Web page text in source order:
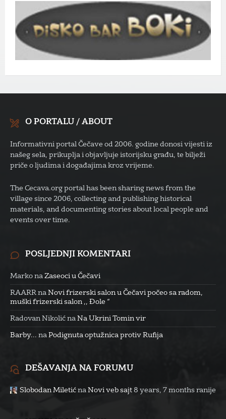
O PORTALU / ABOUT
Informativni portal Čečave od 2006. godine donosi vijesti iz
našeg sela, prikuplja i objavljuje istorijsku građu, te bilježi
priče o ljudima i događajima kroz vrijeme.
The Cecava.org portal has been sharing news from the
village since 2006, collecting and publishing historical
materials, and documenting stories about local people and
events over time.
POSLJEDNJI KOMENTARI
Marko na Zaseoci u Čečavi
RAARR na Novi frizerski salon u Čečavi počeo sa radom,
muški frizerski salon ,, Đole “
Radovan Nikolić na Na Ukrini Tomin vir
Barby... na Podignuta optužnica protiv Rufija
DEŠAVANJA NA FORUMU
Slobodan Miletić na Novi veb sajt 8 years, 7 months ranije